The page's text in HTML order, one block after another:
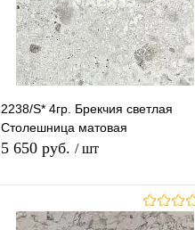
Высота (Ваш Выбор)
40mm 28mm
Длина (Ваш Выбор)
3050mm
2238/S* 4гр. Брекчия светлая
Столешница матовая
5 650 руб. / шт
В корзину